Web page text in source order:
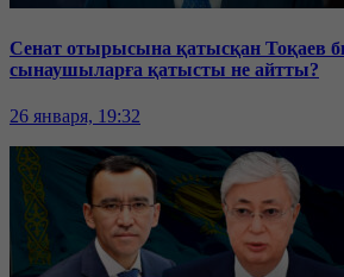
Сенат отырысына қатысқан Тоқаев
сынаушыларға қатысты не айтты?
26 января, 19:32